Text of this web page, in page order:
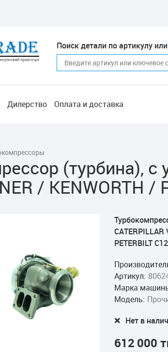
Поиск детали по артикулу
Дилерство Оплата и доставка
(турбина), с
/ KENWORTH /
CATERPILLAR
PETERBILT C12
Артикул:
Марка
Модель:
Нет в
612 000